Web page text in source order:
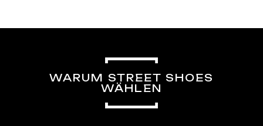
WARUM STREET SHOES
WÄHLEN